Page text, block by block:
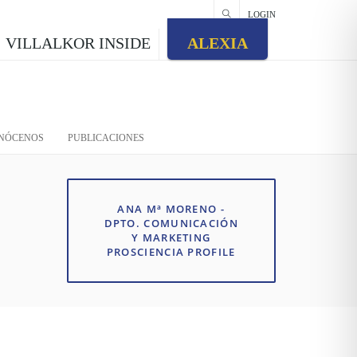
LOGIN
VILLALKOR INSIDE ALEXIA
PUBLICACIONES
ANA Mª MORENO -
DPTO. COMUNICACIÓN
Y MARKETING
PROSCIENCIA PROFILE